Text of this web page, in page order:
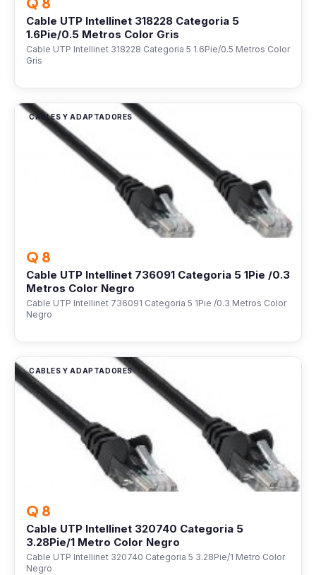
Cable UTP Intellinet 318228 Categoria 5
1.6Pie/0.5 Metros Color Gris
Cable UTP Intellinet 318228 Categoria 5 1.6Pie/0.5 Metros Color
Gris
CABLES Y ADAPTADORES
Q 8
Cable UTP Intellinet 736091 Categoria 5 1Pie /0.3
Metros Color Negro
Cable UTP Intellinet 736091 Categoria 5 1Pie /0.3 Metros Color
Negro
CABLES Y ADAPTADORES
Q 8
Cable UTP Intellinet 320740 Categoria 5
3.28Pie/1 Metro Color Negro
Cable UTP Intellinet 320740 Categoria 5 3.28Pie/1 Metro Color
Negro